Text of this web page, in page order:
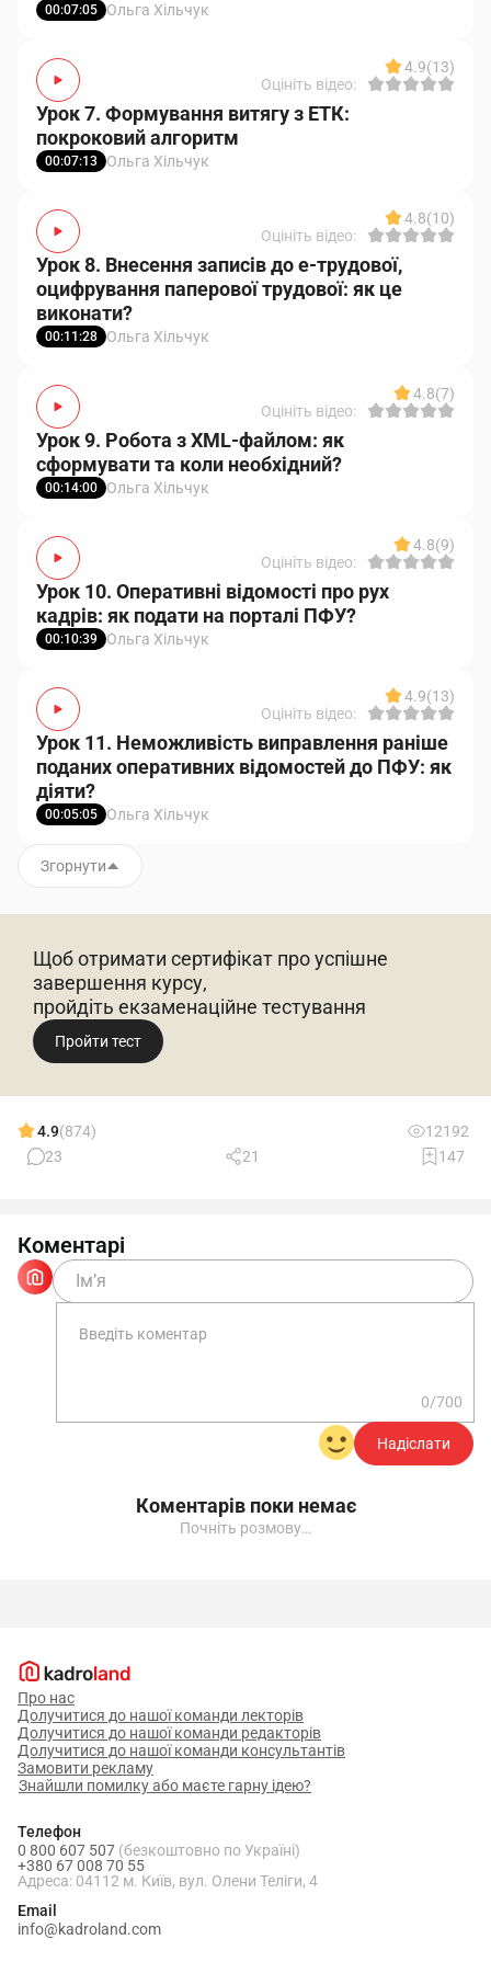
00:07:05 Ольга Хільчук
4.9(13)
Оцініть відео:
Урок 7. Формування витягу з ЕТК:
покроковий алгоритм
00:07:13 Ольга Хільчук
4.8(10)
Оцініть відео:
Урок 8. Внесення записів до е-трудової,
оцифрування паперової трудової: як це
виконати?
00:11:28 Ольга Хільчук
4.8(7)
Оцініть відео:
Урок 9. Робота з XML-файлом: як
сформувати та коли необхідний?
00:14:00 Ольга Хільчук
4.8(9)
Оцініть відео:
Урок 10. Оперативні відомості про рух
кадрів: як подати на порталі ПФУ?
00:10:39 Ольга Хільчук
4.9(13)
Оцініть відео:
Урок 11. Неможливість виправлення раніше
поданих оперативних відомостей до ПФУ: як
діяти?
00:05:05 Ольга Хільчук
Згорнути
Щоб отримати сертифікат про успішне
завершення курсу,
пройдіть екзаменаційне тестування
Пройти тест
4.9(874)
12192
23
21 147
Коментарі
0/700
Надіслати
Коментарів поки немає
Почніть розмову…
Про нас
Долучитися до нашої команди лекторів
Долучитися до нашої команди редакторів
Долучитися до нашої команди консультантів
Замовити рекламу
Знайшли помилку або маєте гарну ідею?
Телефон
0 800 607 507 (безкоштовно по Україні)
+380 67 008 70 55
Адреса: 04112 м. Київ, вул. Олени Теліги, 4
Email
info@kadroland.com